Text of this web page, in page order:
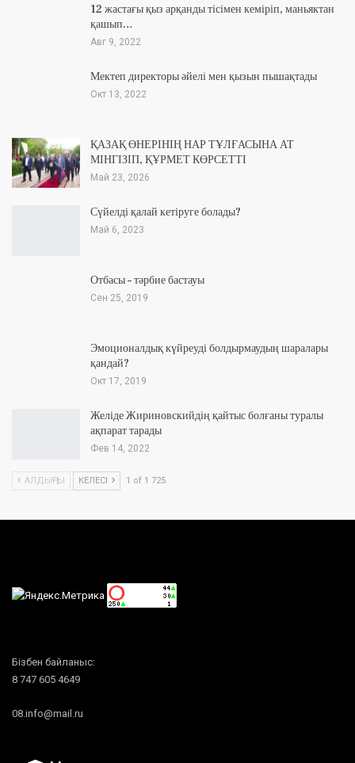
12 жастағы қыз арқанды тісімен кеміріп, маньяктан
қашып…
Авг 9, 2022
Мектеп директоры әйелі мен қызын пышақтады
Окт 13, 2022
ҚАЗАҚ ӨНЕРІНІҢ НАР ТҰЛҒАСЫНА АТ
МІНГІЗІП, ҚҰРМЕТ КӨРСЕТТІ
Май 23, 2026
Сүйелді қалай кетіруге болады?
Май 6, 2023
Отбасы – тәрбие бастауы
Сен 25, 2019
Эмоционалдық күйреуді болдырмаудың шаралары
қандай?
Окт 17, 2019
Желіде Жириновскийдің қайтыс болғаны туралы
ақпарат тарады
Фев 14, 2022
АЛДЫҢҒЫ КЕЛЕСІ 1 of 1 725
Бізбен байланыс:
8 747 605 4649
08.info@mail.ru